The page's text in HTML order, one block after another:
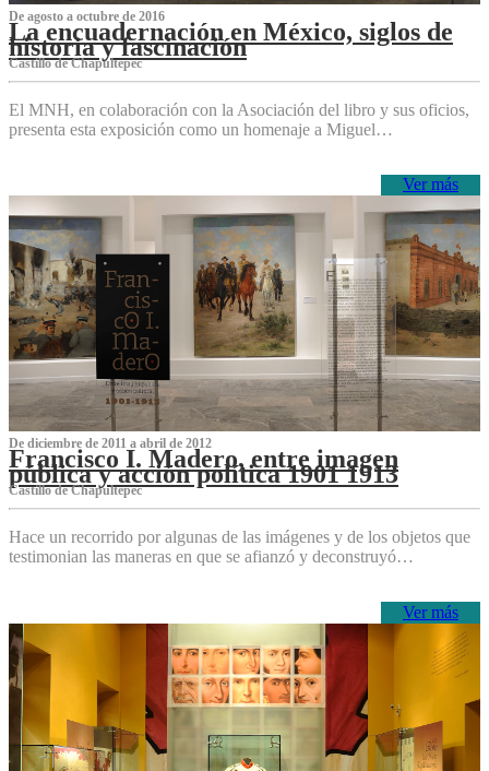
De agosto a octubre de 2016
La encuadernación en México, siglos de
historia y fascinación
Castillo de Chapultepec
El MNH, en colaboración con la Asociación del libro y sus oficios,
presenta esta exposición como un homenaje a Miguel…
Ver más
De diciembre de 2011 a abril de 2012
Francisco I. Madero, entre imagen
pública y acción política 1901 1913
Castillo de Chapultepec
Hace un recorrido por algunas de las imágenes y de los objetos que
testimonian las maneras en que se afianzó y deconstruyó…
Ver más